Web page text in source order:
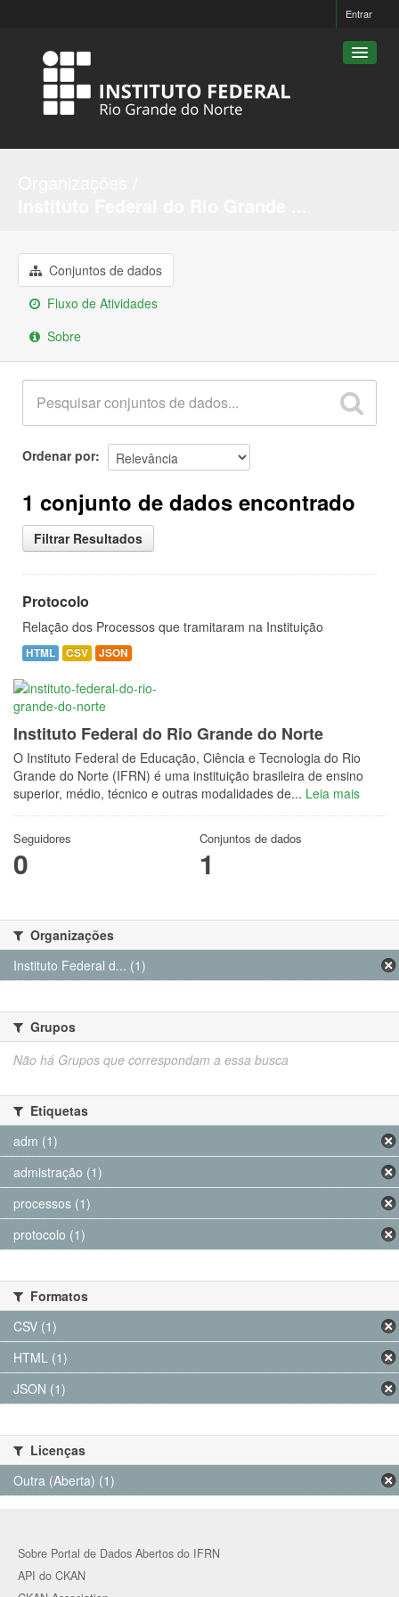
Entrar
Sobre
Conjuntos de dados
Fluxo de Atividades
Sobre
Ordenar por
1 conjunto de dados encontrado
Filtrar Resultados
Protocolo
Relação dos Processos que tramitaram na Instituição
HTML CSV JSON
Instituto Federal do Rio Grande do Norte
O Instituto Federal de Educação, Ciência e Tecnologia do Rio
Grande do Norte (IFRN) é uma instituição brasileira de ensino
superior, médio, técnico e outras modalidades de... Leia mais
Seguidores
0
Conjuntos de dados
1
Organizações
Instituto Federal d... (1)
Grupos
Não há Grupos que correspondam a essa busca
Etiquetas
adm (1)
admistração (1)
processos (1)
protocolo (1)
Formatos
CSV (1)
HTML (1)
JSON (1)
Licenças
Outra (Aberta) (1)
Sobre Portal de Dados Abertos do IFRN
API do CKAN